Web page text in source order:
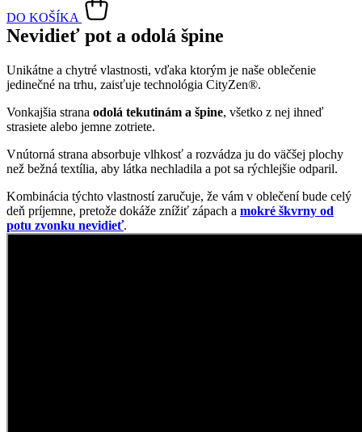
DO KOŠÍKA
Nevidieť pot a odolá špine
Unikátne a chytré vlastnosti, vďaka ktorým je naše oblečenie
jedinečné na trhu, zaisťuje technológia CityZen®.
Vonkajšia strana odolá tekutinám a špine, všetko z nej ihneď
strasiete alebo jemne zotriete.
Vnútorná strana absorbuje vlhkosť a rozvádza ju do väčšej plochy
než bežná textília, aby látka nechladila a pot sa rýchlejšie odparil.
Kombinácia týchto vlastností zaručuje, že vám v oblečení bude celý
deň príjemne, pretože dokáže znížiť zápach a mokré škvrny od
potu zvonku nevidieť.